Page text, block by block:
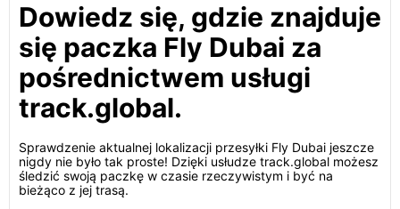
Dowiedz się, gdzie znajduje
się paczka Fly Dubai za
pośrednictwem usługi
track.global.
Sprawdzenie aktualnej lokalizacji przesyłki Fly Dubai jeszcze
nigdy nie było tak proste! Dzięki usłudze track.global możesz
śledzić swoją paczkę w czasie rzeczywistym i być na
bieżąco z jej trasą.